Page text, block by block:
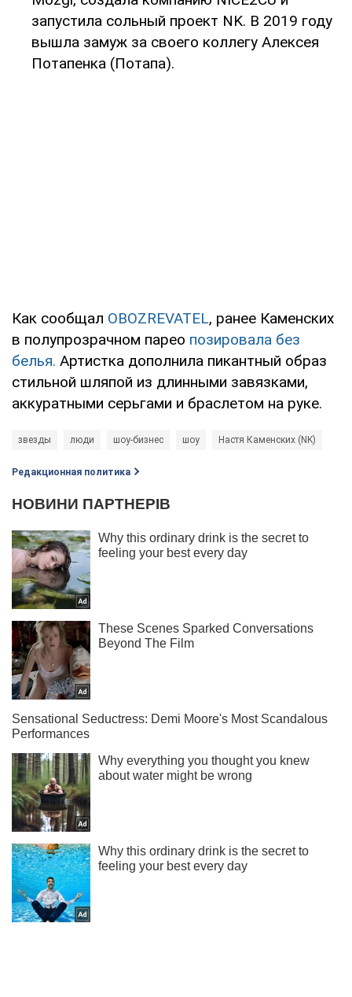
запустила сольный проект NK. В 2019 году
вышла замуж за своего коллегу Алексея
Потапенка (Потапа).
Как сообщал OBOZREVATEL, ранее Каменских
в полупрозрачном парео позировала без
белья. Артистка дополнила пикантный образ
стильной шляпой из длинными завязками,
аккуратными серьгами и браслетом на руке.
звезды люди шоу-бизнес шоу Настя Каменских (NK)
Редакционная политика